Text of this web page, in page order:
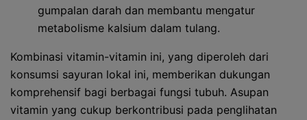
gumpalan darah dan membantu mengatur
metabolisme kalsium dalam tulang.
Kombinasi vitamin-vitamin ini, yang diperoleh dari
konsumsi sayuran lokal ini, memberikan dukungan
komprehensif bagi berbagai fungsi tubuh. Asupan
vitamin yang cukup berkontribusi pada penglihatan